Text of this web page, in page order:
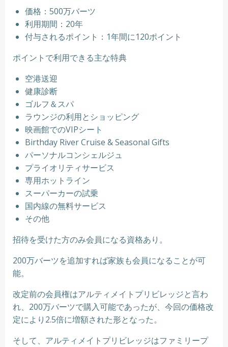
価格：500万バーツ
利用期間：20年
付与されるポイント：1年間に120ポイント
ポイントで利用できる主な特典
空港送迎
健康診断
ゴルフ＆スパ
ラウンジの利用とショッピング
映画館でのVIPシート
Birthday River Cruise & Seasonal Gifts
パーソナルコンシェルジュ
プライオリティサービス
専用ホットライン
スーパーカーの試乗
国内線の無料サービス
その他
招待を受けた方のみ会員になる資格あり。
200万バーツを追加すれば家族も会員になることが可
能。
改定前の会員権はアルティメイトプリビレッジと言わ
れ、200万バーツで購入可能であったが、今回の価格改
定により2.5倍に増額された形となった。
そして、アルティメイトプリビレッジはファミリープ